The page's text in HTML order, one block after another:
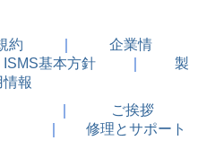
約 ｜企業情
基本方針 ｜製
報
ご挨拶
修理とサポート